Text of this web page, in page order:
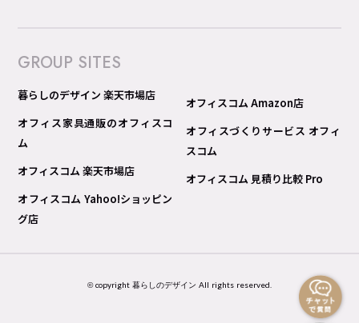
GROUP SITES
暮らしのデザイン 楽天市場店
オフィス家具通販のオフィスコ
ム
オフィスコム 楽天市場店
オフィスコム Yahoo!ショッピン
グ店
オフィスコム Amazon店
オフィスづくりサービス オフィ
スコム
オフィスコム 見積り比較 Pro
© copyright 暮らしのデザイン All rights reserved.